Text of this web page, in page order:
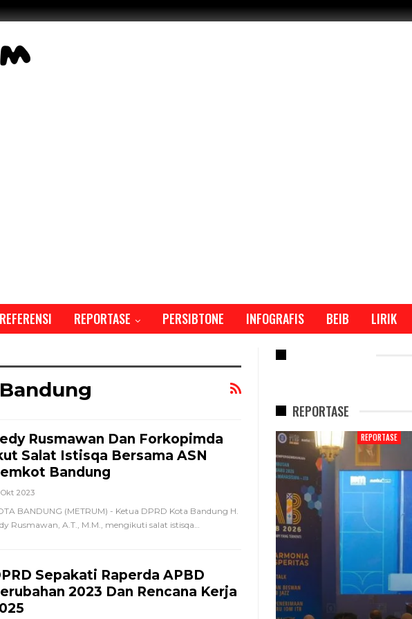
REFERENSI REPORTASE PERSIBTONE INFOGRAFIS BEIB LIRIK
Rusmawan Dan Forkopimda
Salat Istisqa Bersama ASN
Bandung
2023
BANDUNG (METRUM) - Ketua DPRD Kota Bandung H.
Rusmawan, A.T., M.M., mengikuti salat istisqa
Sepakati Raperda APBD
2023 Dan Rencana Kerja
REPORTASE
REPORTASE REPORTASE